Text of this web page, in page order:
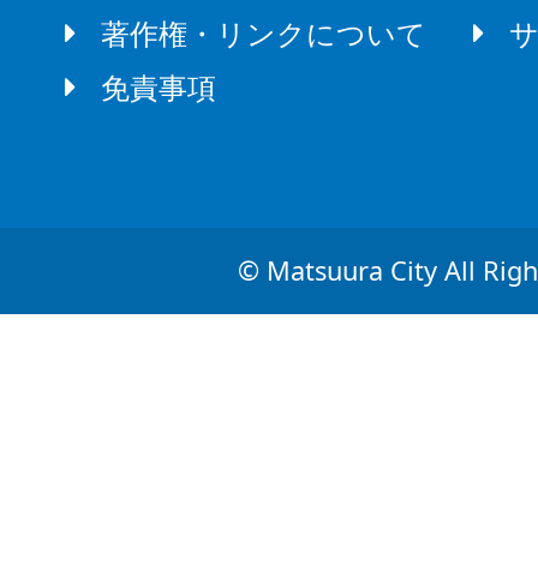
著作権・リンクについて
免責事項
© Matsuura City All